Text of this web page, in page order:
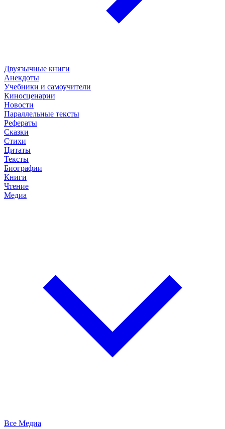
Двуязычные книги
Анекдоты
Учебники и самоучители
Киносценарии
Новости
Параллельные тексты
Рефераты
Сказки
Стихи
Цитаты
Тексты
Биографии
Книги
Чтение
Медиа
Все Медиа